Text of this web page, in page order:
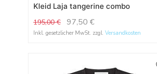
Kleid Laja tangerine combo
195,00€ 97,50 €
Inkl. gesetzlicher MwSt. zzgl. Versandkosten